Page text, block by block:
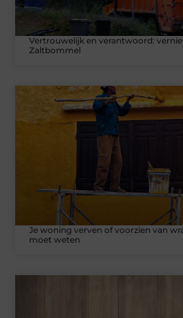
Vertrouwelijk en verantwoord:
Zaltbommel
Je woning verven of voorzien van
moet weten